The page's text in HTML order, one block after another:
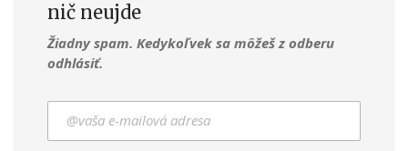
nič neujde
Žiadny spam. Kedykoľvek sa môžeš z odberu
odhlásiť.